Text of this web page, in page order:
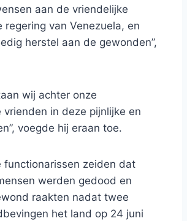
aan de vriendelijke
regering van Venezuela, en
herstel aan de gewonden”,
​​wij achter onze
vrienden in deze pijnlijke en
voegde hij eraan toe.
functionarissen zeiden dat
werden gedood en
raakten nadat twee
het land op 24 juni